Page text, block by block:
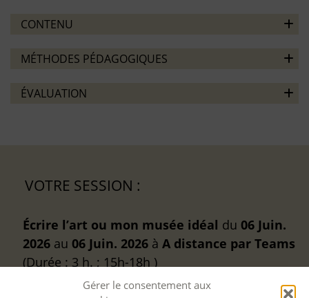
Gérer le consentement aux
CONTENU
MÉTHODES PÉDAGOGIQUES
ÉVALUATION
VOTRE SESSION :
Écrire l’art ou mon musée idéal du 06 Juin.
2026 au 06 Juin. 2026 à A distance par Teams
(Durée : 3 h. ; 15h-18h )